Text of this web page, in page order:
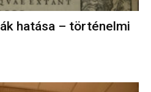
hatása – történelmi